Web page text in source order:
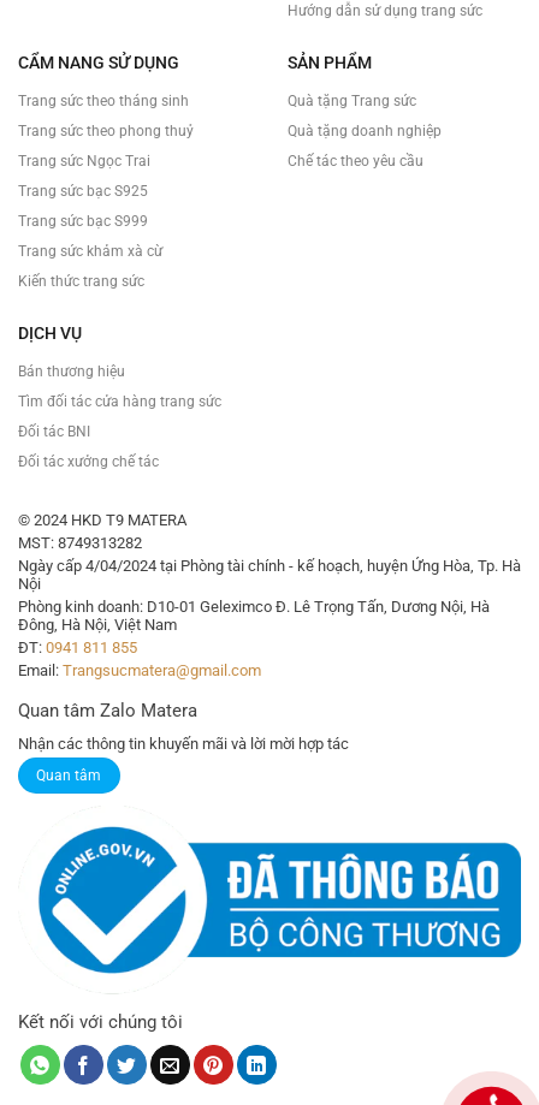
Hướng dẫn sử dụng trang sức
CẨM NANG SỬ DỤNG
Trang sức theo tháng sinh
Trang sức theo phong thuỷ
Trang sức Ngọc Trai
Trang sức bạc S925
Trang sức bạc S999
Trang sức khảm xà cừ
Kiến thức trang sức
SẢN PHẨM
Quà tặng Trang sức
Quà tặng doanh nghiệp
Chế tác theo yêu cầu
DỊCH VỤ
Bán thương hiệu
Tìm đối tác cửa hàng trang sức
Đối tác BNI
Đối tác xưởng chế tác
© 2024 HKD T9 MATERA
MST: 8749313282
Ngày cấp 4/04/2024 tại Phòng tài chính - kế hoạch, huyện Ứng Hòa, Tp. Hà
Nội
Phòng kinh doanh: D10-01 Geleximco Đ. Lê Trọng Tấn, Dương Nội, Hà
Đông, Hà Nội, Việt Nam
ĐT: 0941 811 855
Email: Trangsucmatera@gmail.com
Quan tâm Zalo Matera
Nhận các thông tin khuyến mãi và lời mời hợp tác
Quan tâm
Kết nối với chúng tôi